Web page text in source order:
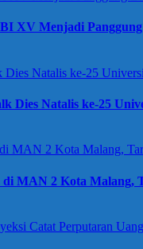
XV Menjadi
Dies Natalis ke-25
di MAN 2 Kota